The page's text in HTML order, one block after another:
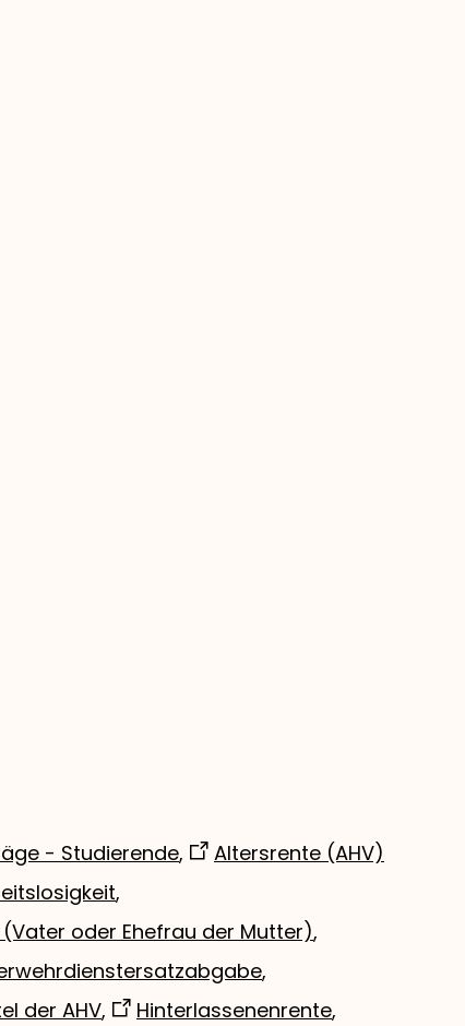
- Studierende,
Altersrente (AHV)
,
oder Ehefrau der Mutter),
,
der AHV, Hinterlassenenrente,